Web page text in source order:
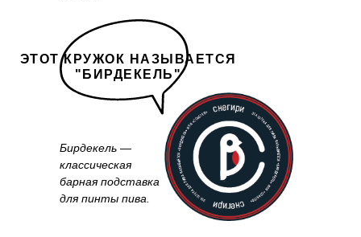
ЭТОТ КРУЖОК НАЗЫВАЕТСЯ
"БИРДЕКЕЛЬ"
Бирдекель —
классическая
барная подставка
для пинты пива.